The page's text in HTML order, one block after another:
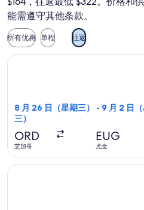
能需遵守其他条款。
所有优惠 单程 往返
8 月 26 日（星期三） - 9 月 2 日
三）
ORD
芝加哥
EUG
尤金
选择美国航空航班，8 月 26 日
选择联合航空航班，9 月 3 日